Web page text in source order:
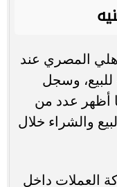
المصري عند
و52.97 جنيه للبيع، وسجل
أظهر عدد من
والشراء خلال
العملات داخل